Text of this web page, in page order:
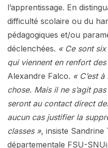
l’apprentissage. En
difficulté scolaire ou du
pédagogiques et/ou
déclenchées. « Ce sont
qui viennent en renfort
Alexandre Falco. « C’est
chose. Mais il ne s’agit
seront au contact direct
aucun cas justifier la
classes », insiste
départementale FSU-